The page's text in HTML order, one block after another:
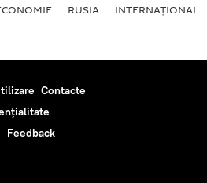
RUSIA INTERNAŢIONAL
Contacte
Feedback